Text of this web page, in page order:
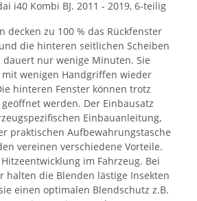
i40 Kombi BJ. 2011 - 2019, 6-teilig
decken zu 100 % das Rückfenster
die hinteren seitlichen Scheiben
nur wenige Minuten. Sie
wenigen Handgriffen wieder
hinteren Fenster können trotz
werden. Der Einbausatz
Einbauanleitung,
praktischen Aufbewahrungstasche
vereinen verschiedene Vorteile.
im Fahrzeug. Bei
halten die Blenden lästige Insekten
einen optimalen Blendschutz z.B.